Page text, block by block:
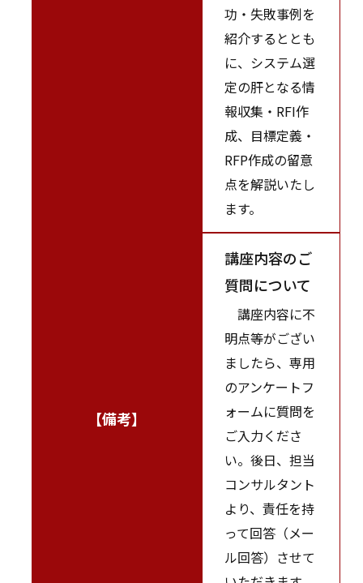
功・失敗事例を
紹介するととも
に、システム選
定の肝となる情
報収集・RFI作
成、目標定義・
RFP作成の留意
点を解説いたし
ます。
【備考】
講座内容のご
質問について
講座内容に不
明点等がござい
ましたら、専用
のアンケートフ
ォームに質問を
ご入力くださ
い。後日、担当
コンサルタント
より、責任を持
って回答（メー
ル回答）させて